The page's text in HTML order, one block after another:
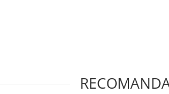
minimum timpul mort pe
profilul geometric permit